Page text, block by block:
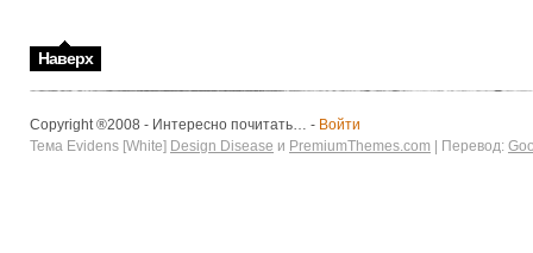
Наверх
Copyright ®2008 - Интересно почитать… - Войти
Тема Evidens [White] Design Disease и PremiumThemes.com | Перевод: